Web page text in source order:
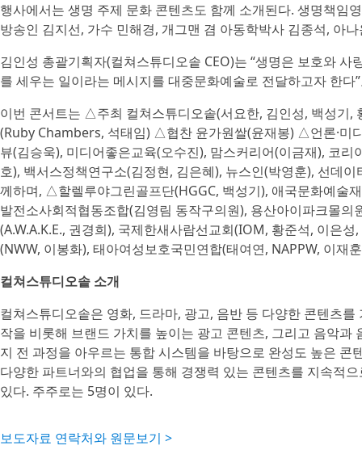
행사에서는 생명 주제 문화 콘텐츠도 함께 소개된다. 생명책임
방송인 김지선, 가수 민해경, 개그맨 겸 아동학박사 김종석, 아
김인성 총괄기획자(컬쳐스튜디오솥 CEO)는 “생명은 보호와 사
를 세우는 일이라는 메시지를 대중문화예술로 전달하고자 한다
이번 콘서트는 △주최 컬쳐스튜디오솥(서요한, 김인성, 백성
(Ruby Chambers, 석태임) △협찬 윤가원쌀(윤재봉) △언론·미
뷰(김승욱), 미디어좋은교육(오수진), 맘스커리어(이금재), 코
호), 백서스정책연구소(김정현, 김은혜), 뉴스인(박영훈), 선데
께하며, △할렐루야그린골프단(HGGC, 백성기), 애국문화예술
발전소사회적협동조합(김영림 동작구의원), 용산아이파크몰
(A.W.A.K.E., 권경희), 국제한새사람선교회(IOM, 황준석, 이은
(NWW, 이봉화), 태아여성보호국민연합(태여연, NAPPW, 이재
컬쳐스튜디오솥 소개
컬쳐스튜디오솥은 영화, 드라마, 광고, 음반 등 다양한 콘텐츠
작을 비롯해 브랜드 가치를 높이는 광고 콘텐츠, 그리고 음악
지 전 과정을 아우르는 통합 시스템을 바탕으로 완성도 높은
다양한 파트너와의 협업을 통해 경쟁력 있는 콘텐츠를 지속적
있다. 주주로는 5명이 있다.
보도자료 연락처와 원문보기 >